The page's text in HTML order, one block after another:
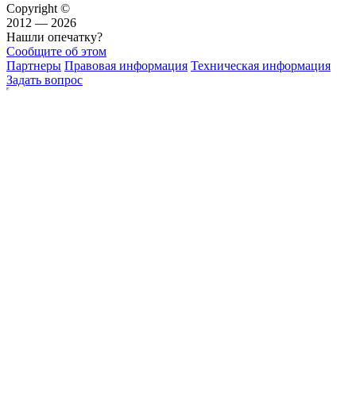
Copyright ©
2012 — 2026
Нашли опечатку?
Сообщите об этом
Партнеры Правовая информация Техническая информация
Задать вопрос